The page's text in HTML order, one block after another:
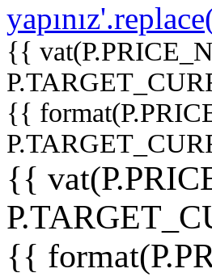
{{
{{
{{
{{